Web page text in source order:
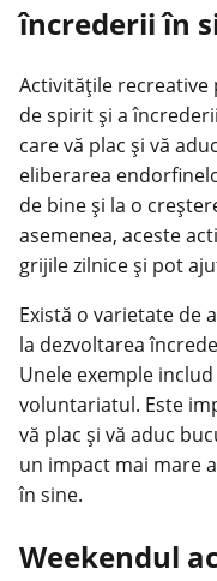
încrederii în
Activitățile
de spirit și a
care vă plac și vă
eliberarea
de bine și la o
asemenea, aceste
grijile zilnice și pot
Există o varietate de
la dezvoltarea
Unele exemple
voluntariatul. Este
vă plac și vă aduc
un impact mai mare
în sine.
Weekendul